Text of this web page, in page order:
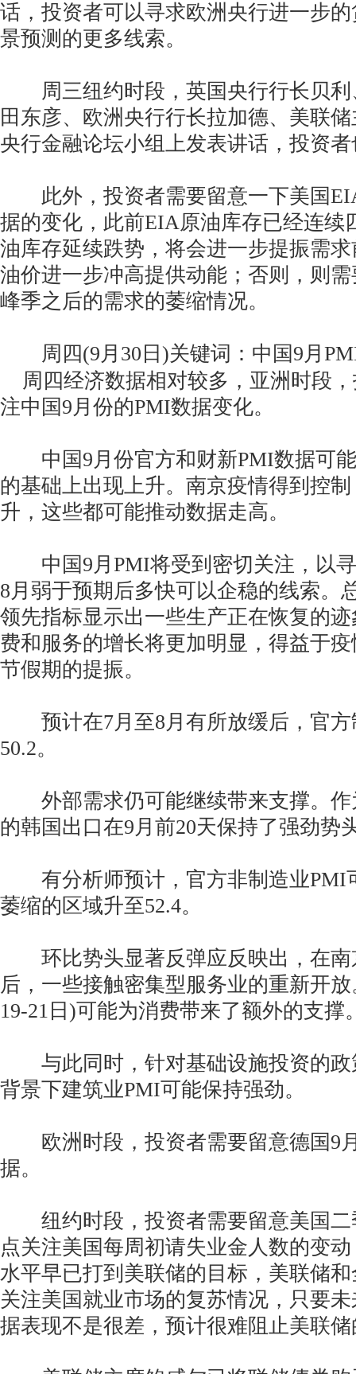
话，投资者可以寻求欧洲央行进一步
景预测的更多线索。
周三纽约时段，英国央行行长贝利
田东彦、欧洲央行行长拉加德、美联
央行金融论坛小组上发表讲话，投资
此外，投资者需要留意一下美国
据的变化，此前EIA原油库存已经连续
油库存延续跌势，将会进一步提振需
油价进一步冲高提供动能；否则，则
峰季之后的需求的萎缩情况。
周四(9月30日)关键词：中国9月
周四经济数据相对较多，亚洲时段
注中国9月份的PMI数据变化。
中国9月份官方和财新PMI数据可能
的基础上出现上升。南京疫情得到控
升，这些都可能推动数据走高。
中国9月PMI将受到密切关注，以寻
8月弱于预期后多快可以企稳的线索。
领先指标显示出一些生产正在恢复的
费和服务的增长将更加明显，得益于
节假期的提振。
预计在7月至8月有所放缓后，官方
50.2。
外部需求仍可能继续带来支撑。作
的韩国出口在9月前20天保持了强劲势
有分析师预计，官方非制造业PMI
萎缩的区域升至52.4。
环比势头显著反弹应反映出，在南
后，一些接触密集型服务业的重新开
19-21日)可能为消费带来了额外的支撑
与此同时，针对基础设施投资的政
背景下建筑业PMI可能保持强劲。
欧洲时段，投资者需要留意德国9
据。
纽约时段，投资者需要留意美国二
点关注美国每周初请失业金人数的变
水平早已打到美联储的目标，美联储
关注美国就业市场的复苏情况，只要
据表现不是很差，预计很难阻止美联